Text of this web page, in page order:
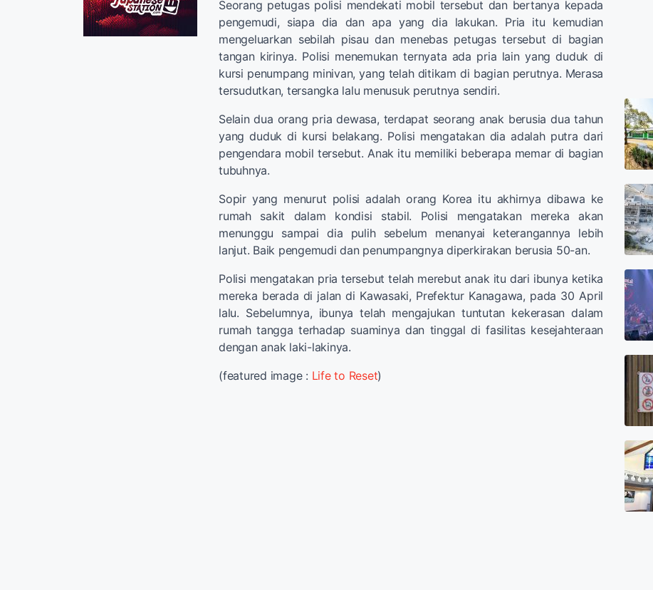
Seorang petugas polisi mendekati mobil tersebut dan bertanya kepada
pengemudi, siapa dia dan apa yang dia lakukan. Pria itu kemudian
mengeluarkan sebilah pisau dan menebas petugas tersebut di bagian
tangan kirinya. Polisi menemukan ternyata ada pria lain yang duduk di
kursi penumpang minivan, yang telah ditikam di bagian perutnya. Merasa
tersudutkan, tersangka lalu menusuk perutnya sendiri.
Selain dua orang pria dewasa, terdapat seorang anak berusia dua tahun
yang duduk di kursi belakang. Polisi mengatakan dia adalah putra dari
pengendara mobil tersebut. Anak itu memiliki beberapa memar di bagian
tubuhnya.
Sopir yang menurut polisi adalah orang Korea itu akhirnya dibawa ke
rumah sakit dalam kondisi stabil. Polisi mengatakan mereka akan
menunggu sampai dia pulih sebelum menanyai keterangannya lebih
lanjut. Baik pengemudi dan penumpangnya diperkirakan berusia 50-an.
Polisi mengatakan pria tersebut telah merebut anak itu dari ibunya ketika
mereka berada di jalan di Kawasaki, Prefektur Kanagawa, pada 30 April
lalu. Sebelumnya, ibunya telah mengajukan tuntutan kekerasan dalam
rumah tangga terhadap suaminya dan tinggal di fasilitas kesejahteraan
dengan anak laki-lakinya.
(featured image : Life to Reset)